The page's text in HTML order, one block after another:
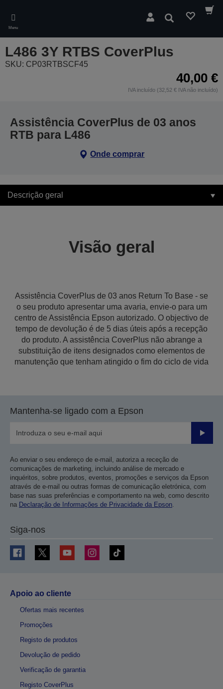
main
content
Menu
Pesquisar
L486 3Y RTBS CoverPlus
SKU: CP03RTBSCF45
40,00 €
IVA incluído (32,52 € IVA não incluído)
Assistência CoverPlus de 03 anos
RTB para L486
Onde comprar
Descrição geral
Visão geral
Assistência CoverPlus de 03 anos Return To Base - se
o seu produto apresentar uma avaria, envie-o para um
centro de Assistência Epson autorizado. O objectivo de
tempo de devolução é de 5 dias úteis após a recepção
do produto. A assistência CoverPlus não abrange a
substituição de itens designados como elementos de
manutenção que tenham atingido o fim do ciclo de vida
Mantenha-se ligado com a Epson
Enviar
Ao enviar o seu endereço de e-mail, autoriza a receção de
comunicações de marketing, incluindo análise de mercado e
inquéritos, sobre produtos, eventos, promoções e serviços da Epson
através de e-mail ou outras formas de comunicação eletrónica, com
base nas suas preferências e comportamento na web, como descrito
na Declaração de Informações de Privacidade da Epson.
Siga-nos
Apoio ao cliente
Ofertas mais recentes
Promoções
Registo de produtos
Devolução de pedido
Verificação de garantia
Registo CoverPlus